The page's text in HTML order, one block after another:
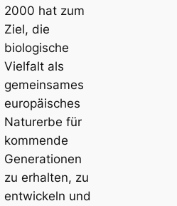
2000 hat zum
Ziel, die
biologische
Vielfalt als
gemeinsames
europäisches
Naturerbe für
kommende
Generationen
zu erhalten, zu
entwickeln und